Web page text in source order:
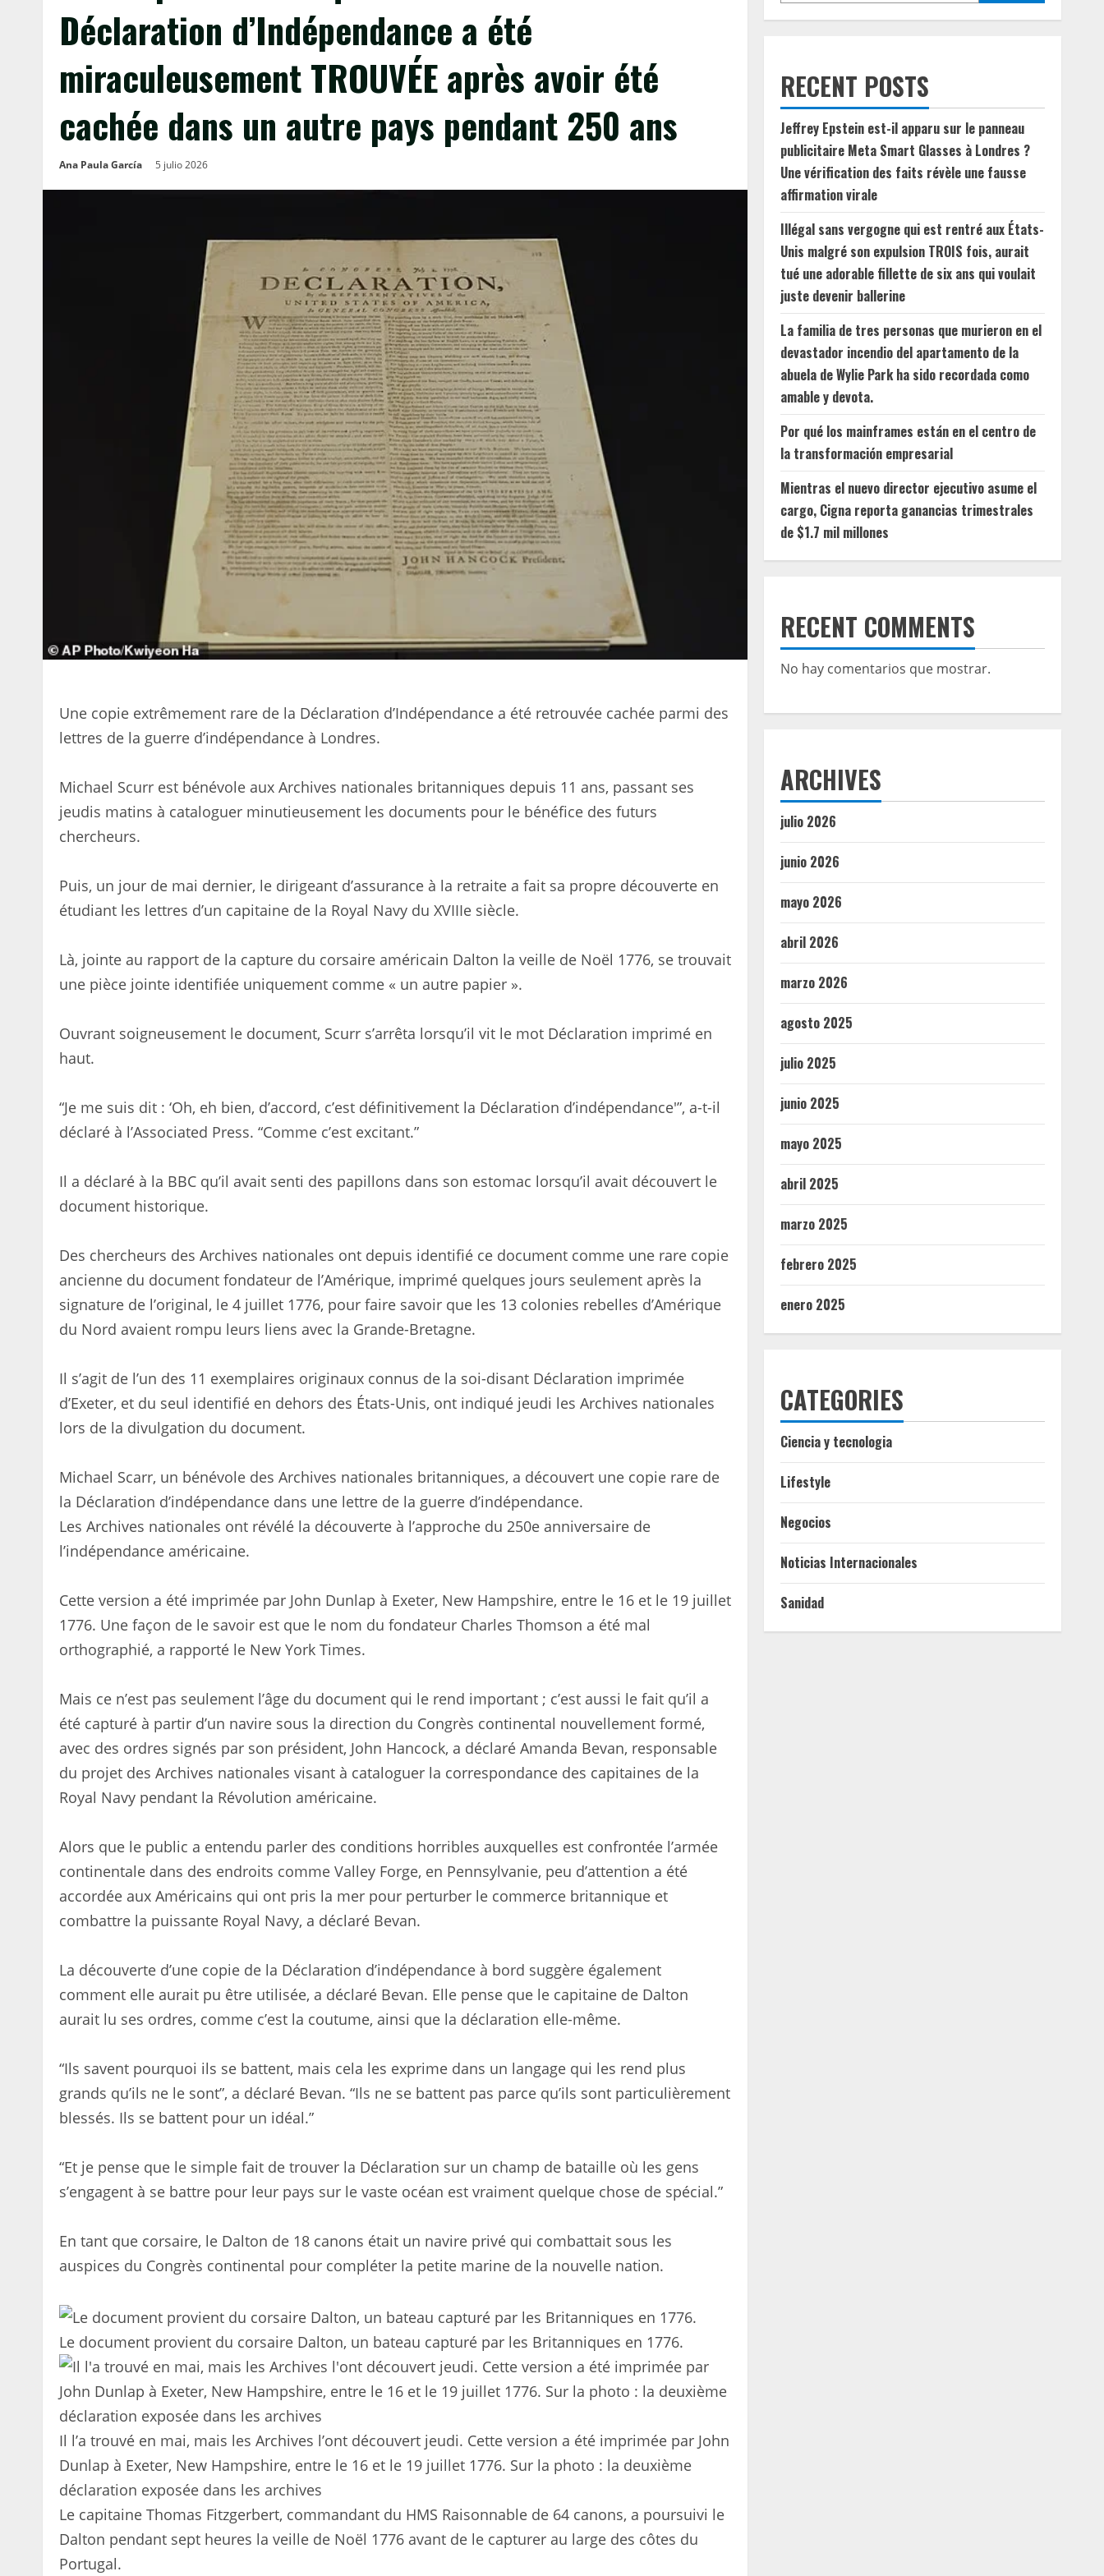
Déclaration d’Indépendance a été
miraculeusement TROUVÉE après avoir été
cachée dans un autre pays pendant 250 ans
Ana Paula García 5 julio 2026
Une copie extrêmement rare de la Déclaration d’Indépendance a été retrouvée cachée parmi des
lettres de la guerre d’indépendance à Londres.
Michael Scurr est bénévole aux Archives nationales britanniques depuis 11 ans, passant ses
jeudis matins à cataloguer minutieusement les documents pour le bénéfice des futurs
chercheurs.
Puis, un jour de mai dernier, le dirigeant d’assurance à la retraite a fait sa propre découverte en
étudiant les lettres d’un capitaine de la Royal Navy du XVIIIe siècle.
Là, jointe au rapport de la capture du corsaire américain Dalton la veille de Noël 1776, se trouvait
une pièce jointe identifiée uniquement comme « un autre papier ».
Ouvrant soigneusement le document, Scurr s’arrêta lorsqu’il vit le mot Déclaration imprimé en
haut.
“Je me suis dit : ‘Oh, eh bien, d’accord, c’est définitivement la Déclaration d’indépendance'”, a-t-il
déclaré à l’Associated Press. “Comme c’est excitant.”
Il a déclaré à la BBC qu’il avait senti des papillons dans son estomac lorsqu’il avait découvert le
document historique.
Des chercheurs des Archives nationales ont depuis identifié ce document comme une rare copie
ancienne du document fondateur de l’Amérique, imprimé quelques jours seulement après la
signature de l’original, le 4 juillet 1776, pour faire savoir que les 13 colonies rebelles d’Amérique
du Nord avaient rompu leurs liens avec la Grande-Bretagne.
Il s’agit de l’un des 11 exemplaires originaux connus de la soi-disant Déclaration imprimée
d’Exeter, et du seul identifié en dehors des États-Unis, ont indiqué jeudi les Archives nationales
lors de la divulgation du document.
Michael Scarr, un bénévole des Archives nationales britanniques, a découvert une copie rare de
la Déclaration d’indépendance dans une lettre de la guerre d’indépendance.
Les Archives nationales ont révélé la découverte à l’approche du 250e anniversaire de
l’indépendance américaine.
Cette version a été imprimée par John Dunlap à Exeter, New Hampshire, entre le 16 et le 19 juillet
1776. Une façon de le savoir est que le nom du fondateur Charles Thomson a été mal
orthographié, a rapporté le New York Times.
Mais ce n’est pas seulement l’âge du document qui le rend important ; c’est aussi le fait qu’il a
été capturé à partir d’un navire sous la direction du Congrès continental nouvellement formé,
avec des ordres signés par son président, John Hancock, a déclaré Amanda Bevan, responsable
du projet des Archives nationales visant à cataloguer la correspondance des capitaines de la
Royal Navy pendant la Révolution américaine.
Alors que le public a entendu parler des conditions horribles auxquelles est confrontée l’armée
continentale dans des endroits comme Valley Forge, en Pennsylvanie, peu d’attention a été
accordée aux Américains qui ont pris la mer pour perturber le commerce britannique et
combattre la puissante Royal Navy, a déclaré Bevan.
La découverte d’une copie de la Déclaration d’indépendance à bord suggère également
comment elle aurait pu être utilisée, a déclaré Bevan. Elle pense que le capitaine de Dalton
aurait lu ses ordres, comme c’est la coutume, ainsi que la déclaration elle-même.
“Ils savent pourquoi ils se battent, mais cela les exprime dans un langage qui les rend plus
grands qu’ils ne le sont”, a déclaré Bevan. “Ils ne se battent pas parce qu’ils sont particulièrement
blessés. Ils se battent pour un idéal.”
“Et je pense que le simple fait de trouver la Déclaration sur un champ de bataille où les gens
s’engagent à se battre pour leur pays sur le vaste océan est vraiment quelque chose de spécial.”
En tant que corsaire, le Dalton de 18 canons était un navire privé qui combattait sous les
auspices du Congrès continental pour compléter la petite marine de la nouvelle nation.
Le document provient du corsaire Dalton, un bateau capturé par les Britanniques en 1776.
Il l’a trouvé en mai, mais les Archives l’ont découvert jeudi. Cette version a été imprimée par John
Dunlap à Exeter, New Hampshire, entre le 16 et le 19 juillet 1776. Sur la photo : la deuxième
déclaration exposée dans les archives
Le capitaine Thomas Fitzgerbert, commandant du HMS Raisonnable de 64 canons, a poursuivi le
Dalton pendant sept heures la veille de Noël 1776 avant de le capturer au large des côtes du
Portugal.
RECENT POSTS
Jeffrey Epstein est-il apparu sur le panneau
publicitaire Meta Smart Glasses à Londres ?
Une vérification des faits révèle une fausse
affirmation virale
Illégal sans vergogne qui est rentré aux États-
Unis malgré son expulsion TROIS fois, aurait
tué une adorable fillette de six ans qui voulait
juste devenir ballerine
La familia de tres personas que murieron en el
devastador incendio del apartamento de la
abuela de Wylie Park ha sido recordada como
amable y devota.
Por qué los mainframes están en el centro de
la transformación empresarial
Mientras el nuevo director ejecutivo asume el
cargo, Cigna reporta ganancias trimestrales
de $1.7 mil millones
RECENT COMMENTS
No hay comentarios que mostrar.
ARCHIVES
julio 2026
junio 2026
mayo 2026
abril 2026
marzo 2026
agosto 2025
julio 2025
junio 2025
mayo 2025
abril 2025
marzo 2025
febrero 2025
enero 2025
CATEGORIES
Ciencia y tecnologia
Lifestyle
Negocios
Noticias Internacionales
Sanidad